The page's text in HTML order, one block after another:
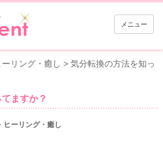
メニュー
ーリング・癒し > 気分転換の方法を知っ
ますか？
ヒーリング・癒し